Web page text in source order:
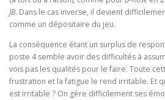
JB. Dans le cas inverse, il devient
comme un dépositaire du jeu.
La conséquence étant un surplus de
poste 4 semble avoir des difficultés à
vois pas les qualités pour le faire. Toute
frustration et la fatigue le rend irritable. Et
est irritable ? On gère difficilement ses